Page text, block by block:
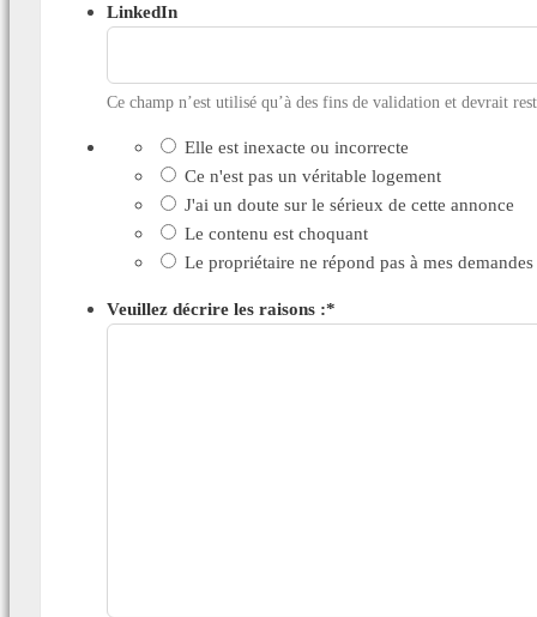
LinkedIn
Ce champ n’est utilisé qu’à des fins de validation et devrait
Elle est inexacte ou incorrecte
Ce n'est pas un véritable logement
J'ai un doute sur le sérieux de cette annonce
Le contenu est choquant
Le propriétaire ne répond pas à mes demandes
Veuillez décrire les raisons :*